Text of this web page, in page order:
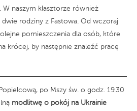
naszym klasztorze również
rodziny z Fastowa. Od wczoraj
pomieszczenia dla osób, które
krócej, by następnie znaleźć pracę
po Mszy św. o godz. 19.30
modlitwę o pokój na Ukrainie